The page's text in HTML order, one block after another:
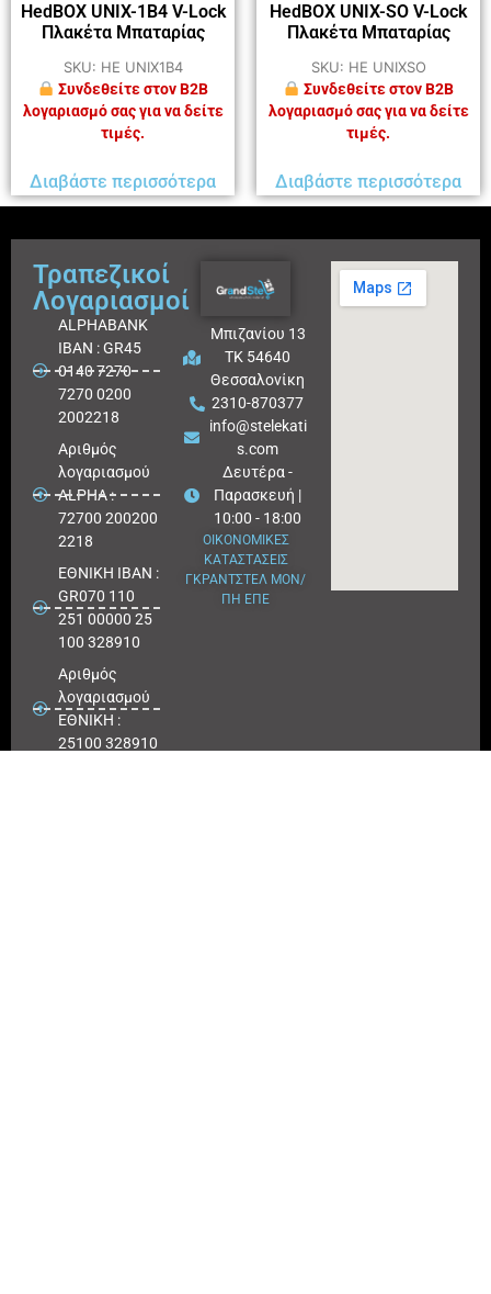
HedBOX UNIX-1B4 V-Lock
Πλακέτα Μπαταρίας
SKU: HE UNIX1B4
Συνδεθείτε στον B2B
λογαριασμό σας για να δείτε
τιμές.
Διαβάστε περισσότερα
HedBOX UNIX-SO V-Lock
Πλακέτα Μπαταρίας
SKU: HE UNIXSO
Συνδεθείτε στον B2B
λογαριασμό σας για να δείτε
τιμές.
Διαβάστε περισσότερα
Τραπεζικοί
Λογαριασμοί
ALPHABANK
IBAN : GR45
0140 7270
7270 0200
2002218
Aριθμός
λογαριασμού
ALPHA :
72700 200200
2218
ΕΘΝΙΚΗ ΙΒΑΝ :
GR070 110
251 00000 25
100 328910
Αριθμός
λογαριασμού
ΕΘΝΙΚΗ :
25100 328910
Μπιζανίου 13
ΤΚ 54640
Θεσσαλονίκη
2310-870377
info@stelekati
s.com
Δευτέρα -
Παρασκευή |
10:00 - 18:00
ΟΙΚΟΝΟΜΙΚΕΣ
ΚΑΤΑΣΤΑΣΕΙΣ
ΓΚΡΑΝΤΣΤΕΛ ΜΟΝ/
ΠΗ ΕΠΕ